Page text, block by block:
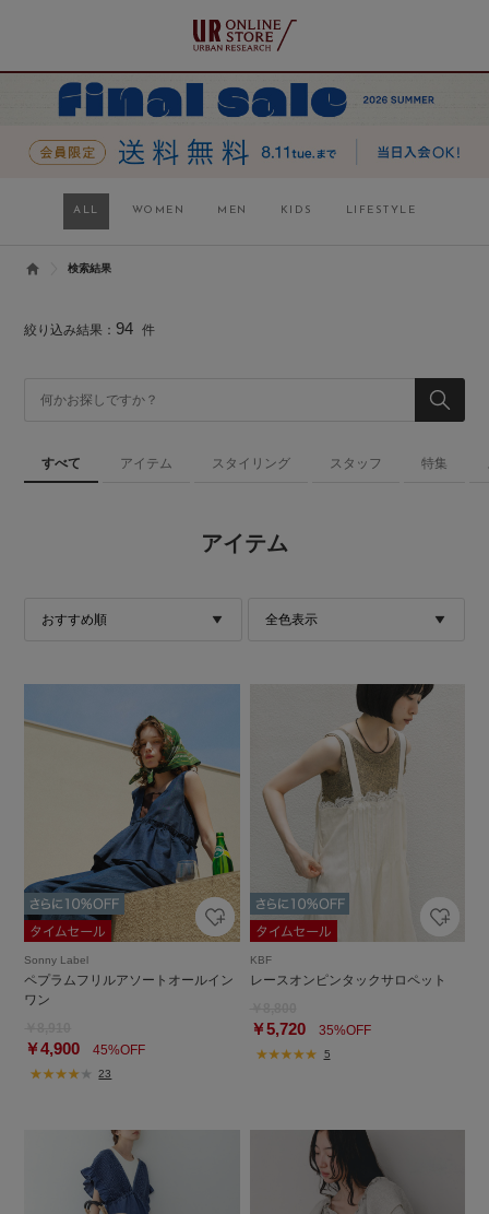
ALL WOMEN MEN KIDS LIFESTYLE
検索結果
絞り込み結果： 94 件
すべて アイテム スタイリング スタッフ 特集
アイテム
Sonny Label
ペプラムフリルアソートオールイン
ワン
￥4,900 45%OFF
23
KBF
レースオンピンタックサロペット
￥5,72035%OFF
5